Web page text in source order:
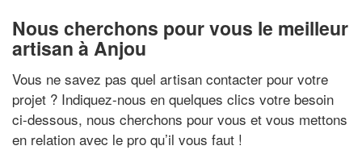
Nous cherchons pour vous le meilleur
artisan à Anjou
Vous ne savez pas quel artisan contacter pour votre
projet ? Indiquez-nous en quelques clics votre besoin
ci-dessous, nous cherchons pour vous et vous mettons
en relation avec le pro qu’il vous faut !